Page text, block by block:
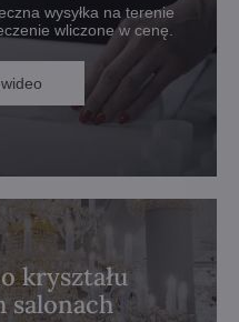
wysyłka na terenie
wliczone w cenę.
kryształu
salonach